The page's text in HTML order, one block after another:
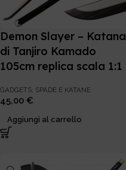
Demon Slayer – Katana
di Tanjiro Kamado
105cm replica scala 1:1
GADGETS, SPADE E KATANE
45,00 €
Aggiungi al carrello